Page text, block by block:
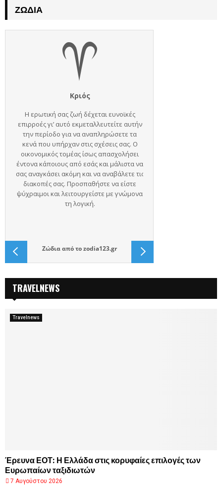
ΖΏΔΙΑ
Ζώδιααπό τοzodia123.gr
TRAVELNEWS
Travelnews
Έρευνα ΕΟΤ: Η Ελλάδα στις κορυφαίες επιλογές των
Ευρωπαίων ταξιδιωτών
7 Αυγούστου 2026